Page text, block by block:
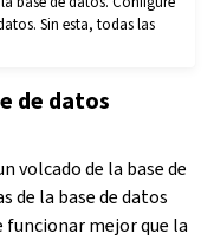
Sin esta, todas las
de datos
volcado de la base de
de la base de datos
funcionar mejor que la